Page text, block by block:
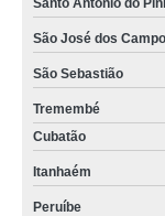
Santo Antônio do
São José dos
São Sebastião
Tremembé
Cubatão
Itanhaém
Peruíbe